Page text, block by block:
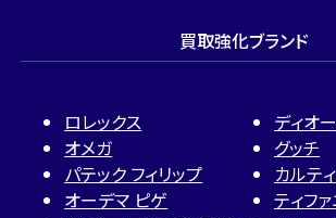
買取強化ブランド
ロレックス
オメガ
パテック フィリップ
オーデマ ピゲ
ディオ
グッチ
カルテ
ティフ